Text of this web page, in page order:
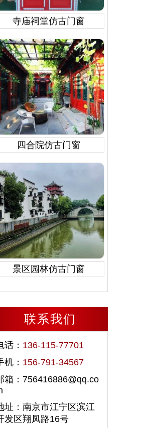
寺庙祠堂仿古门窗
四合院仿古门窗
景区园林仿古门窗
联系我们
话： 136-115-77701
机： 156-791-34567
箱：756416886@qq.co
址：南京市江宁区滨江
发区翔凤路16号